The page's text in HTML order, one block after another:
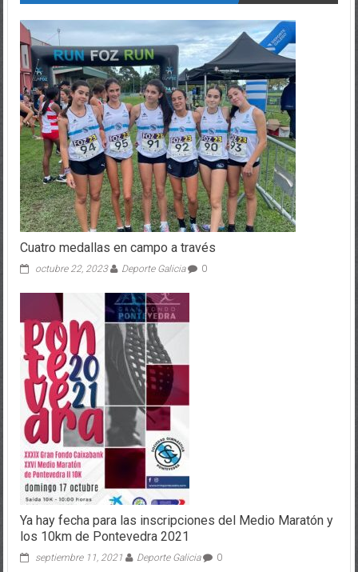
Cuatro medallas en campo a través
octubre 22, 2023 Deporte Galicia 0
Ya hay fecha para las inscripciones del Medio Maratón y
los 10km de Pontevedra 2021
septiembre 11, 2021 Deporte Galicia 0